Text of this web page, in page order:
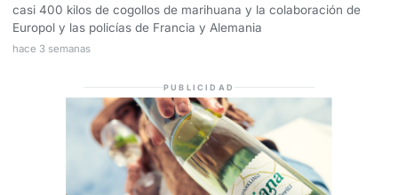
casi 400 kilos de cogollos de marihuana y la colaboración de
Europol y las policías de Francia y Alemania
hace 3 semanas
PUBLICIDAD